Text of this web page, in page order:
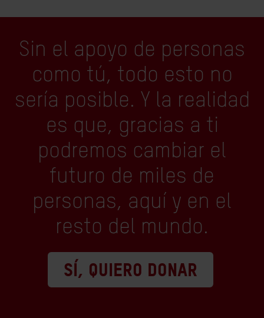
Sin el apoyo de personas
como tú, todo esto no
sería posible. Y la realidad
es que, gracias a ti
podremos cambiar el
futuro de miles de
personas, aquí y en el
resto del mundo.
SÍ, QUIERO DONAR